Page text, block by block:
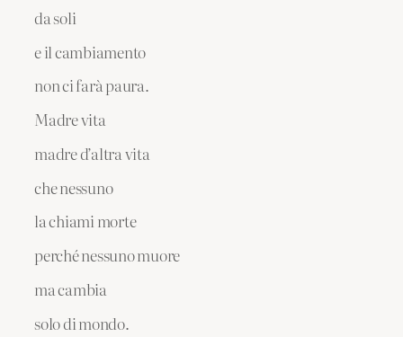
da soli
e il cambiamento
non ci farà paura.
Madre vita
madre d’altra vita
che nessuno
la chiami morte
perché nessuno muore
ma cambia
solo di mondo.